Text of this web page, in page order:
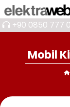
+90 0850 777
Mobil